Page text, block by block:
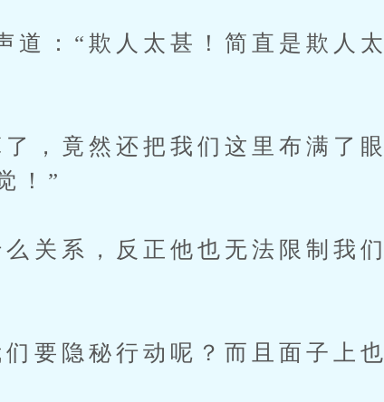
“欺人太甚！简直是欺人太
竟然还把我们这里布满了眼
！”
系，反正他也无法限制我们
隐秘行动呢？而且面子上也